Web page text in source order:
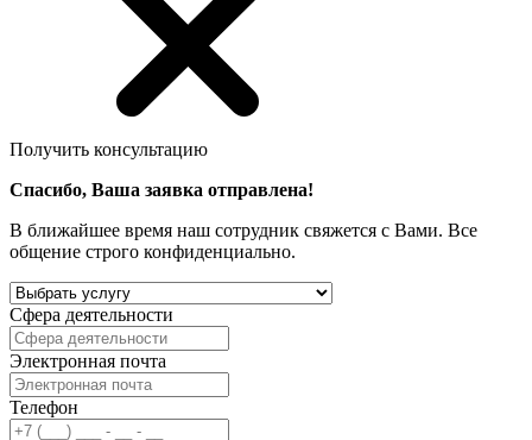
Получить консультацию
Спасибо, Ваша заявка отправлена!
В ближайшее время наш сотрудник свяжется с Вами. Все
общение строго конфиденциально.
Сфера деятельности
Электронная почта
Телефон